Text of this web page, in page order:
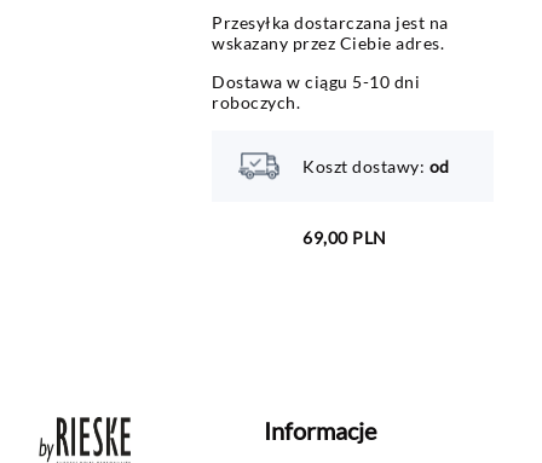
Przesyłka dostarczana jest na
wskazany przez Ciebie adres.
Dostawa w ciągu 5-10 dni
roboczych.
Koszt dostawy: od
69,00 PLN
Informacje